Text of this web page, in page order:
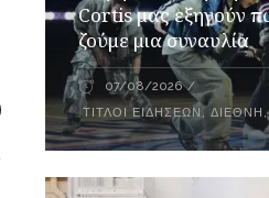
Cortis μας εξηγούν
ζούμε μια συναυλία
07/08/2026
ΤΊΤΛΟΙ ΕΙΔΉΣΕΩΝ ,ΔΙΕΘΝΉ